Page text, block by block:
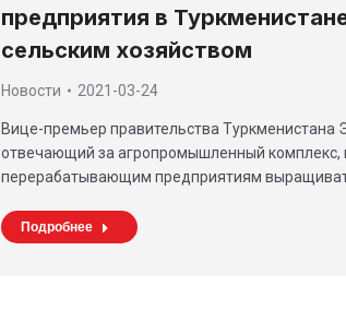
предприятия в
сельским хозяйством
Новости 2021-03-24
Вице-премьер правительства Туркменистана
отвечающий за агропромышленный комплекс,
перерабатывающим предприятиям
Подробнее